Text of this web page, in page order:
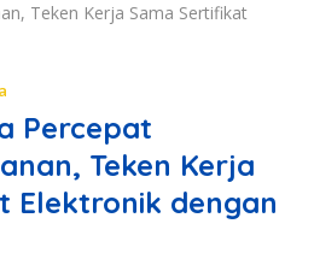
Teken Kerja Sama Sertifikat
Percepat
Teken Kerja
Elektronik dengan